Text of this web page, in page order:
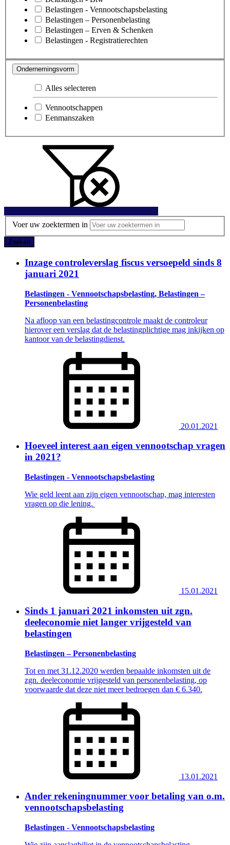
Belastingen - Vennootschapsbelasting
Belastingen – Personenbelasting
Belastingen – Erven & Schenken
Belastingen - Registratierechten
Ondernemingsvorm
Alles selecteren
Vennootschappen
Eenmanszaken
Voer uw zoektermen in
Zoeken
Inzage controleverslag fiscus versoepeld sinds 8
januari 2021
Belastingen - Vennootschapsbelasting, Belastingen –
Personenbelasting
Na afloop van een belastingcontrole maakt de controleur
hierover een verslag dat de belastingplichtige mag inkijken op
kantoor van de belastingdienst.
20.01.2021
Hoeveel interest aan eigen vennootschap vragen
in 2021?
Belastingen - Vennootschapsbelasting
Wie geld leent aan zijn eigen vennootschap, mag interesten
vragen op die lening.
15.01.2021
Sinds 1 januari 2021 inkomsten uit zgn.
deeleconomie niet langer vrijgesteld van
belastingen
Belastingen – Personenbelasting
Tot en met 31.12.2020 werden bepaalde inkomsten uit de
zgn. deeleconomie vrijgesteld van personenbelasting, op
voorwaarde dat deze niet meer bedroegen dan € 6.340.
13.01.2021
Ander rekeningnummer voor betaling van o.m.
vennootschapsbelasting
Belastingen - Vennootschapsbelasting